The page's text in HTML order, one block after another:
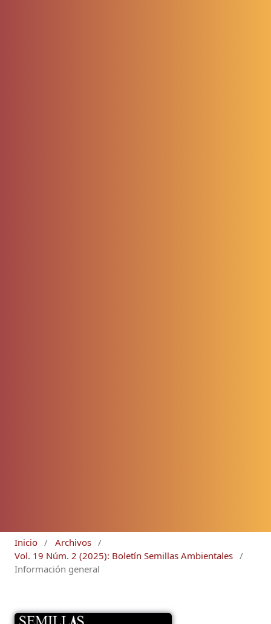
Inicio / Archivos /
Vol. 19 Núm. 2 (2025): Boletín Semillas Ambientales /
Información general